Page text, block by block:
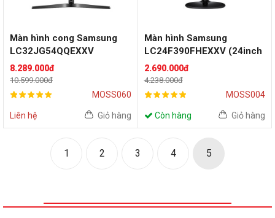
Màn hình cong Samsung
LC32JG54QQEXXV
(32inch/2k/VA/144Hz/Free
Sync)
8.289.000đ
10.599.000đ
MOSS060
Liên hệ Giỏ hàng
Màn hình Samsung
LC24F390FHEXXV (24inch
| FHD | VA | 60Hz | Cong |
FreeSync)
2.690.000đ
4.238.000đ
MOSS004
Còn hàng Giỏ hàng
1 2 3 4 5